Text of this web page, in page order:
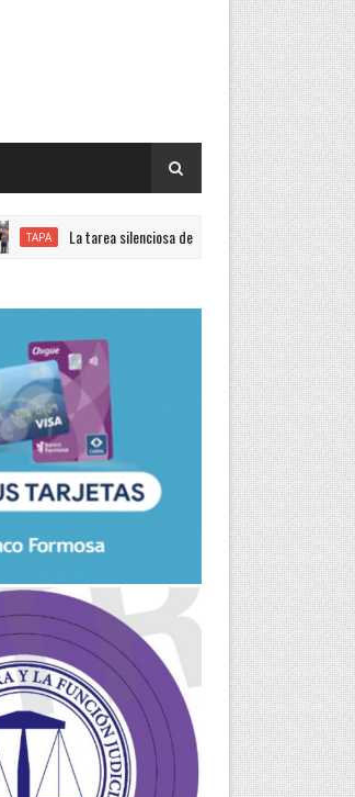
La tarea silenciosa de quienes trabajan con el objetivo de